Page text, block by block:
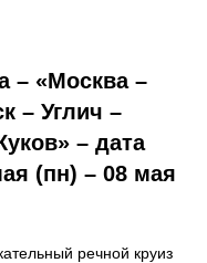
– «Москва –
– Углич –
– дата
(пн) – 08 мая
речной круиз